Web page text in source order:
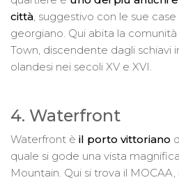
città , suggestivo con le sue
georgiano. Qui abita la
Town, discendente dagli schiavi
olandesi nei secoli XV e XVI.
4. Waterfront
Waterfront è il porto vittoriano
quale si gode una vista
Mountain. Qui si trova il